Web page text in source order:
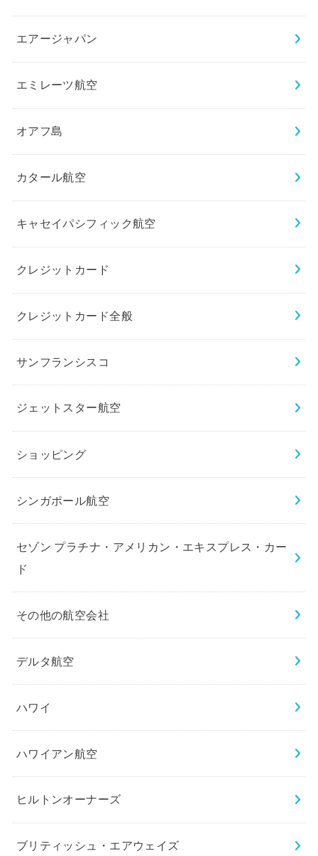
エアージャパン
エミレーツ航空
オアフ島
カタール航空
キャセイパシフィック航空
クレジットカード
クレジットカード全般
サンフランシスコ
ジェットスター航空
ショッピング
シンガポール航空
セゾン プラチナ・アメリカン・エキスプレス・カー
ド
その他の航空会社
デルタ航空
ハワイ
ハワイアン航空
ヒルトンオーナーズ
ブリティッシュ・エアウェイズ